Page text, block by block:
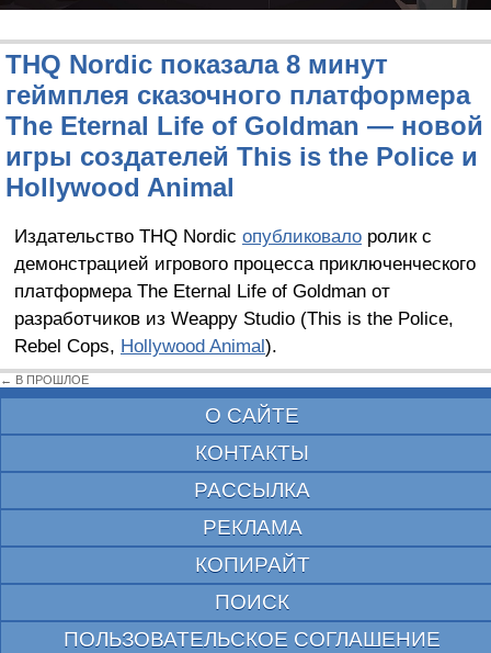
THQ Nordic показала 8 минут
геймплея сказочного платформера
The Eternal Life of Goldman — новой
игры создателей This is the Police и
Hollywood Animal
Издательство THQ Nordic опубликовалоролик с
демонстрацией игрового процесса приключенческого
платформера The Eternal Life of Goldman от
разработчиков из Weappy Studio (This is the Police,
Rebel Cops, Hollywood Animal).
← В ПРОШЛОЕ
О САЙТЕ
КОНТАКТЫ
РАССЫЛКА
РЕКЛАМА
КОПИРАЙТ
ПОИСК
ПОЛЬЗОВАТЕЛЬСКОЕ СОГЛАШЕНИЕ